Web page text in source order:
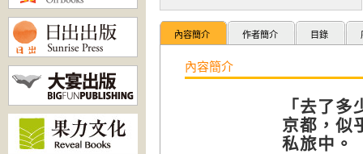
內容簡介 作者簡介 目錄
內容簡介
「去了
京都，似
私旅中。